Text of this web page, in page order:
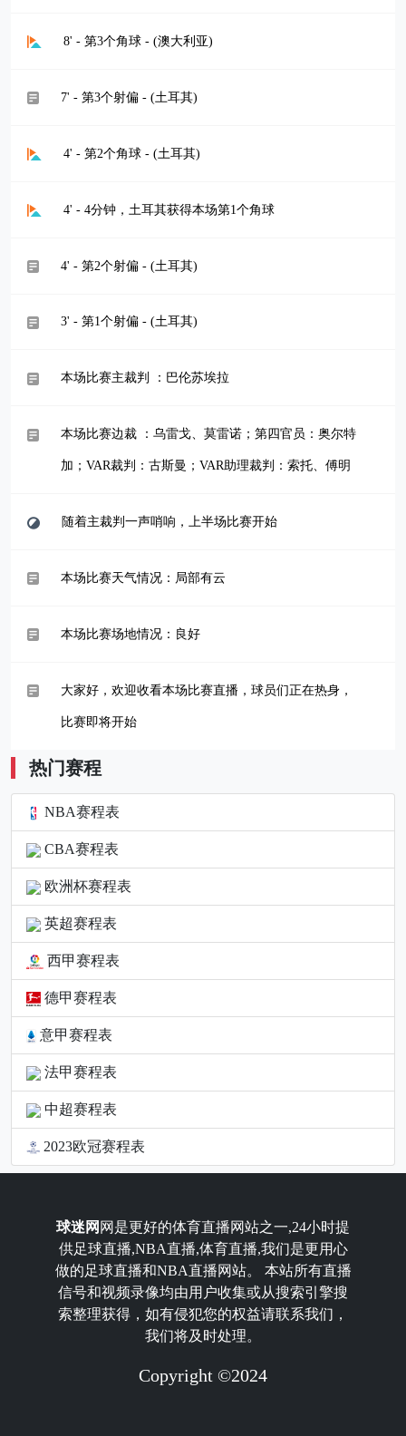
8' - 第3个角球 - (澳大利亚)
7' - 第3个射偏 - (土耳其)
4' - 第2个角球 - (土耳其)
4' - 4分钟，土耳其获得本场第1个角球
4' - 第2个射偏 - (土耳其)
3' - 第1个射偏 - (土耳其)
本场比赛主裁判 ：巴伦苏埃拉
本场比赛边裁 ：乌雷戈、莫雷诺；第四官员：奥尔特
加；VAR裁判：古斯曼；VAR助理裁判：索托、傅明
随着主裁判一声哨响，上半场比赛开始
本场比赛天气情况：局部有云
本场比赛场地情况：良好
大家好，欢迎收看本场比赛直播，球员们正在热身，
比赛即将开始
热门赛程
NBA赛程表
CBA赛程表
欧洲杯赛程表
英超赛程表
西甲赛程表
德甲赛程表
意甲赛程表
法甲赛程表
中超赛程表
2023欧冠赛程表
球迷网 网是更好的体育直播网站之一,24小时提
供足球直播,NBA直播,体育直播,我们是更用心
做的足球直播和NBA直播网站。 本站所有直播
信号和视频录像均由用户收集或从搜索引擎搜
索整理获得，如有侵犯您的权益请联系我们，
我们将及时处理。
Copyright ©2024